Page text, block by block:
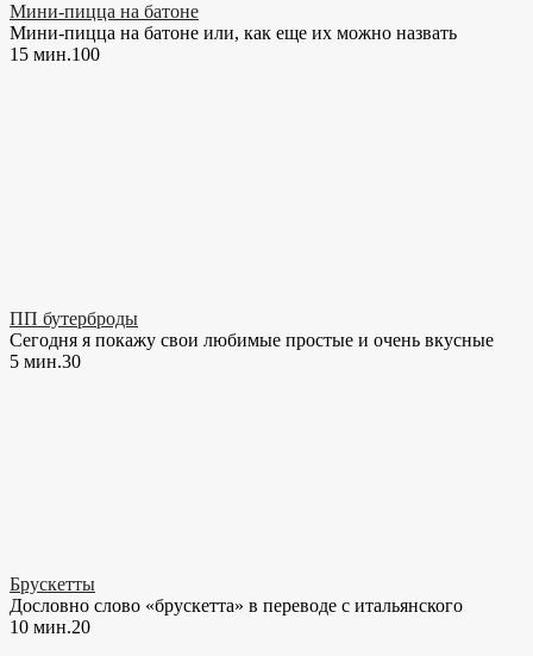
Мини-пицца на батоне
Мини-пицца на батоне или, как еще их можно назвать
15 мин.100
ПП бутерброды
Сегодня я покажу свои любимые простые и очень вкусные
5 мин.30
Брускетты
Дословно слово «брускетта» в переводе с итальянского
10 мин.20